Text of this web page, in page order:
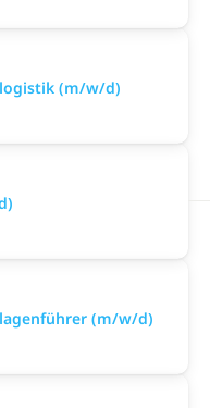
(m/w/d)
(m/w/d)